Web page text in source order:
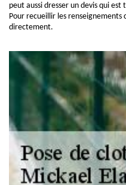
peut aussi dresser un devis qui
Pour recueillir les
directement.